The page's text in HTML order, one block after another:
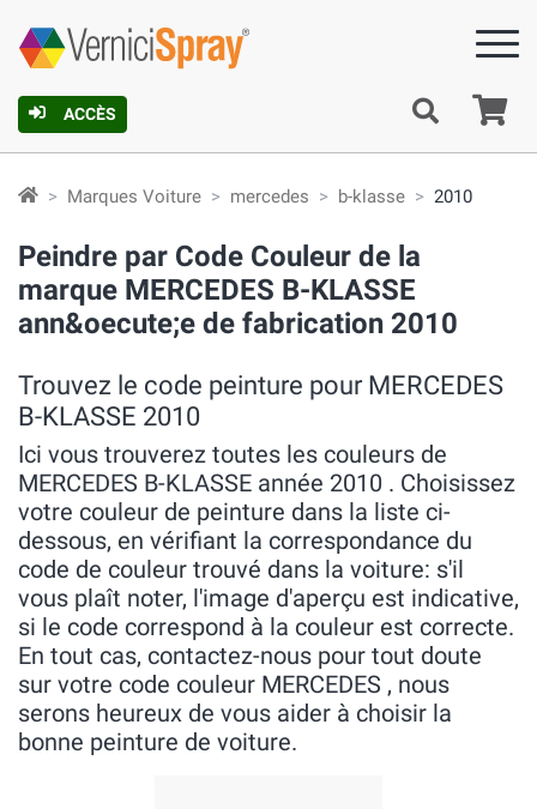
ACCÈS
Marques Voiture mercedes b-klasse 2010
Peindre par Code Couleur de la
marque MERCEDES B-KLASSE
ann&oecute;e de fabrication 2010
Trouvez le code peinture pour MERCEDES
B-KLASSE 2010
Ici vous trouverez toutes les couleurs de
MERCEDES B-KLASSE année 2010 . Choisissez
votre couleur de peinture dans la liste ci-
dessous, en vérifiant la correspondance du
code de couleur trouvé dans la voiture: s'il
vous plaît noter, l'image d'aperçu est indicative,
si le code correspond à la couleur est correcte.
En tout cas, contactez-nous pour tout doute
sur votre code couleur MERCEDES , nous
serons heureux de vous aider à choisir la
bonne peinture de voiture.